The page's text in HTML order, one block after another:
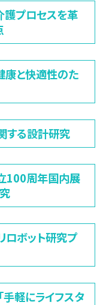
護プロセスを革
康と快適性のた
する設計研究
100周年国内展
ロボット研究プ
手軽にライフスタ